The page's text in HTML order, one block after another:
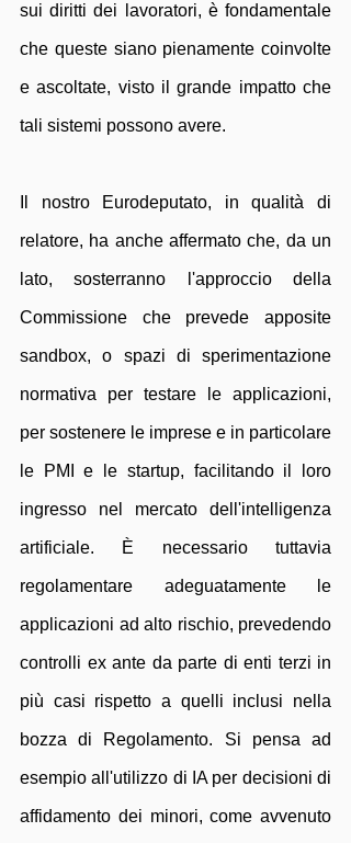
sui diritti dei lavoratori, è fondamentale
che queste siano pienamente coinvolte
e ascoltate, visto il grande impatto che
tali sistemi possono avere.
Il nostro Eurodeputato, in qualità di
relatore, ha anche affermato che, da un
lato, sosterranno l'approccio della
Commissione che prevede apposite
sandbox, o spazi di sperimentazione
normativa per testare le applicazioni,
per sostenere le imprese e in particolare
le PMI e le startup, facilitando il loro
ingresso nel mercato dell'intelligenza
artificiale. È necessario tuttavia
regolamentare adeguatamente le
applicazioni ad alto rischio, prevedendo
controlli ex ante da parte di enti terzi in
più casi rispetto a quelli inclusi nella
bozza di Regolamento. Si pensa ad
esempio all'utilizzo di IA per decisioni di
affidamento dei minori, come avvenuto